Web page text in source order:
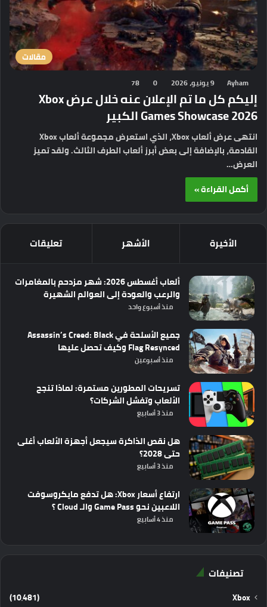
مقالات
Ayham 9 يونيو، 2026 0
78
إليكم كل ما تم الإعلان عنه خلال عرض Xbox
Games Showcase 2026 الكبير
انتهى عرض ألعاب Xbox، الذي استعرض مجموعة ألعاب Xbox
القادمة، بالإضافة إلى بعض أبرز ألعاب الطرف الثالث. ولقد تميز
العرض…
أكمل القراءة »
الأخيرة الأشهر تعليقات
ألعاب أغسطس 2026: شهر مزدحم بالمغامرات
والرعب والعودة إلى العوالم الشهيرة
منذ أسبوع واحد
جميع الأسلحة في Assassin’s Creed: Black
Flag Resynced وكيف تحصل عليها
منذ أسبوعين
تسريحات المطورين مستمرة: لماذا تنجح
الألعاب وتفشل الشركات؟
منذ 3 أسابيع
هل نقص الذاكرة سيجعل أجهزة الألعاب أغلى
حتى 2028؟
منذ 3 أسابيع
ارتفاع أسعار Xbox: هل تدفع مايكروسوفت
اللاعبين نحو Game Pass والـ Cloud ؟
منذ 4 أسابيع
تصنيفات
Xbox
(10٬481)